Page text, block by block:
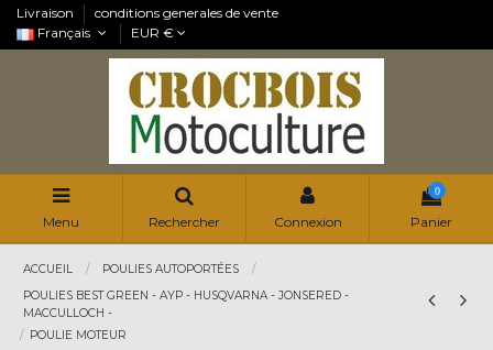
Livraison
conditions generales de vente
Français
EUR €
Menu Rechercher Connexion
0
Panier
ACCUEIL
POULIES AUTOPORTÉES
POULIES BEST GREEN - AYP - HUSQVARNA - JONSERED -
MACCULLOCH -
POULIE MOTEUR